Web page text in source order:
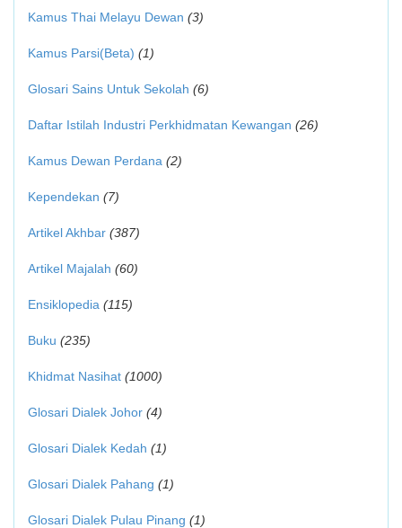
Kamus Thai Melayu Dewan (3)
Kamus Parsi(Beta) (1)
Glosari Sains Untuk Sekolah (6)
Daftar Istilah Industri Perkhidmatan Kewangan (26)
Kamus Dewan Perdana (2)
Kependekan (7)
Artikel Akhbar (387)
Artikel Majalah (60)
Ensiklopedia (115)
Buku (235)
Khidmat Nasihat (1000)
Glosari Dialek Johor (4)
Glosari Dialek Kedah (1)
Glosari Dialek Pahang (1)
Glosari Dialek Pulau Pinang (1)